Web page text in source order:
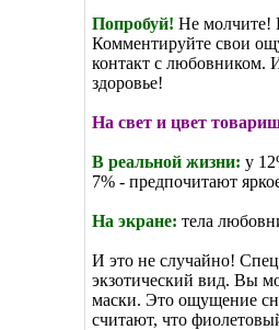
Попробуй! Не молчите!
Комментируйте свои
контакт с любовником.
здоровье!
На свет и цвет
В реальной жизни: у
7% - предпочитают
На экране: тела
И это не случайно!
экзотический вид. Вы
маски. Это ощущение
считают, что